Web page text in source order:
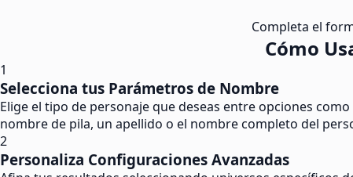
Completa el
Cómo
1
Selecciona tus Parámetros de Nombre
Elige el tipo de personaje que deseas entre opciones
nombre de pila, un apellido o el nombre completo del
2
Personaliza Configuraciones Avanzadas